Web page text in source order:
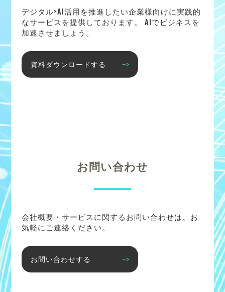
デジタル×AI活用を推進したい企業様向けに実践的
なサービスを提供しております。 AIでビジネスを
加速させましょう。
資料ダウンロードする
お問い合わせ
会社概要・サービスに関するお問い合わせは、お
気軽にご連絡ください。
お問い合わせする